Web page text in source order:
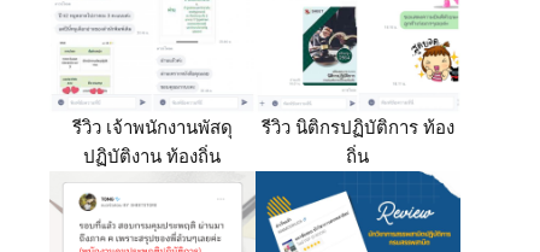
รีวิว เจ้าพนักงานพัสดุ
ปฏิบัติงาน ท้องถิ่น
รีวิว นิติกรปฏิบัติการ ท้อง
ถิ่น